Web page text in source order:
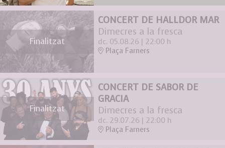
Finalitzat
CONCERT DE HALLDOR MAR
Dimecres a la fresca
dc. 05.08.26 | 22:00 h
Plaça Farners
Finalitzat
CONCERT DE SABOR DE
GRACIA
Dimecres a la fresca
dc. 29.07.26 | 22:00 h
Plaça Farners